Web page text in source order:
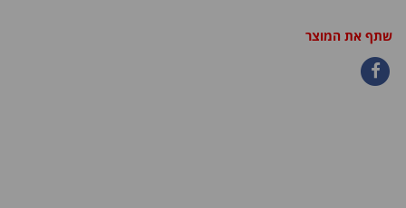
שתף את המוצר